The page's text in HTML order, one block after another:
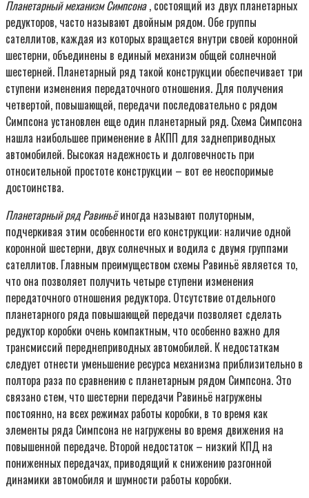
Планетарный механизм Симпсона, состоящий из двух планетарных
редукторов, часто называют двойным рядом. Обе группы
сателлитов, каждая из которых вращается внутри своей коронной
шестерни, объединены в единый механизм общей солнечной
шестерней. Планетарный ряд такой конструкции обеспечивает три
ступени изменения передаточного отношения. Для получения
четвертой, повышающей, передачи последовательно с рядом
Симпсона установлен еще один планетарный ряд. Схема Симпсона
нашла наибольшее применение в АКПП для заднеприводных
автомобилей. Высокая надежность и долговечность при
относительной простоте конструкции – вот ее неоспоримые
достоинства.
Планетарный ряд Равиньёиногда называют полуторным,
подчеркивая этим особенности его конструкции: наличие одной
коронной шестерни, двух солнечных и водила с двумя группами
сателлитов. Главным преимуществом схемы Равиньё является то,
что она позволяет получить четыре ступени изменения
передаточного отношения редуктора. Отсутствие отдельного
планетарного ряда повышающей передачи позволяет сделать
редуктор коробки очень компактным, что особенно важно для
трансмиссий переднеприводных автомобилей. К недостаткам
следует отнести уменьшение ресурса механизма приблизительно в
полтора раза по сравнению с планетарным рядом Симпсона. Это
связано стем, что шестерни передачи Равиньё нагружены
постоянно, на всех режимах работы коробки, в то время как
элементы ряда Симпсона не нагружены во время движения на
повышенной передаче. Второй недостаток – низкий КПД на
пониженных передачах, приводящий к снижению разгонной
динамики автомобиля и шумности работы коробки.